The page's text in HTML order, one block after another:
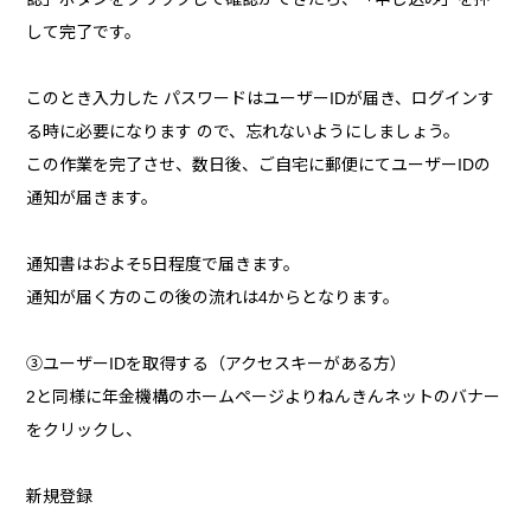
して完了です。
このとき入力した パスワードはユーザーIDが届き、ログインす
る時に必要になります ので、忘れないようにしましょう。
この作業を完了させ、数日後、ご自宅に郵便にてユーザーIDの
通知が届きます。
通知書はおよそ5日程度で届きます。
通知が届く方のこの後の流れは4からとなります。
③ユーザーIDを取得する（アクセスキーがある方）
2と同様に年金機構のホームページよりねんきんネットのバナー
をクリックし、
新規登録